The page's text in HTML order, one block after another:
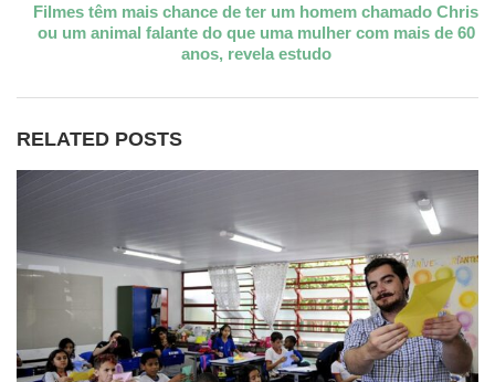
Filmes têm mais chance de ter um homem chamado Chris
ou um animal falante do que uma mulher com mais de 60
anos, revela estudo
RELATED POSTS